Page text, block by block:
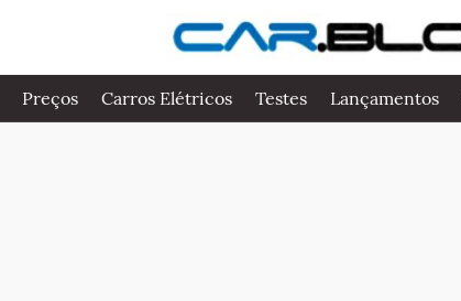
Preços Carros Elétricos Testes Lançamentos